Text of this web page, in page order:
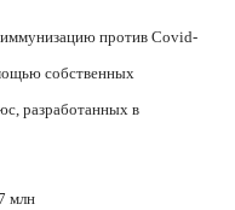
против Covid-
собственных
разработанных в
млн